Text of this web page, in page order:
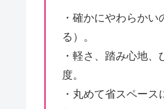
・確かにやわらかい
る）。
・軽さ、踏み心地
度。
・丸めて省スペー